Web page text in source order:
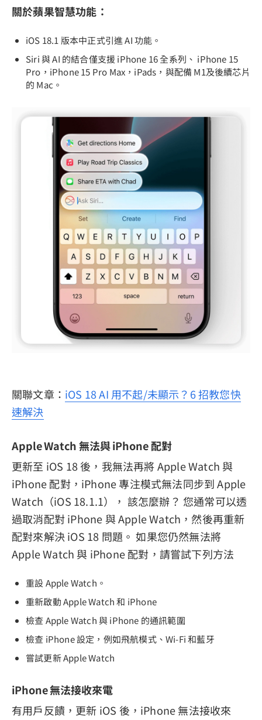
關於蘋果智慧功能：
iOS 18.1 版本中正式引進 AI 功能。
Siri 與 AI 的結合僅支援 iPhone 16 全系列、 iPhone 15
Pro，iPhone 15 Pro Max，iPads，與配備 M1及後續芯片
的 Mac。
關聯文章： iOS 18 AI 用不起/未顯示？6 招教您快
速解決
Apple Watch 無法與 iPhone 配對
更新至 iOS 18 後，我無法再將 Apple Watch 與
iPhone 配對，iPhone 專注模式無法同步到 Apple
Watch（iOS 18.1.1）， 該怎麼辦？ 您通常可以透
過取消配對 iPhone 與 Apple Watch，然後再重新
配對來解決 iOS 18 問題。 如果您仍然無法將
Apple Watch 與 iPhone 配對，請嘗試下列方法
重設 Apple Watch。
重新啟動 Apple Watch 和 iPhone
檢查 Apple Watch 與 iPhone 的通訊範圍
檢查 iPhone 設定，例如飛航模式、Wi-Fi 和藍牙
嘗試更新 Apple Watch
iPhone 無法接收來電
有用戶反饋，更新 iOS 後，iPhone 無法接收來